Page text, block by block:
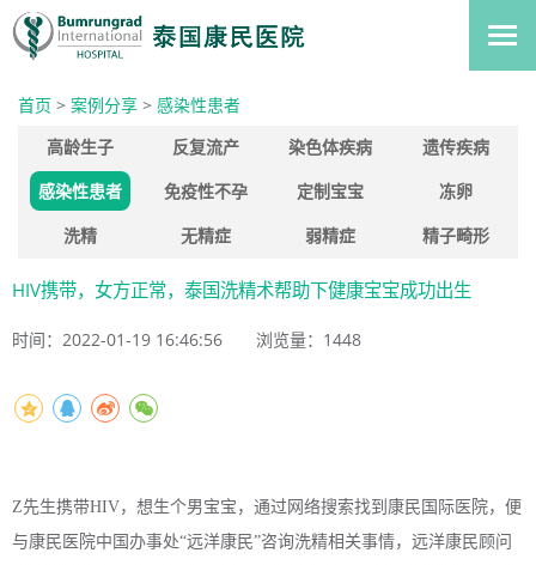
首页 > 案例分享 > 感染性患者
高龄生子
反复流产 染色体疾病
遗传疾病
感染性患者
免疫性不孕 定制宝宝
冻卵
洗精
无精症 弱精症 精子畸形
HIV携带，女方正常，泰国洗精术帮助下健康宝宝成功出生
时间：2022-01-19 16:46:56 浏览量： 1448
Z先生携带HIV，想生个男宝宝，通过网络搜索找到康民国际医院，便
与康民医院中国办事处“远洋康民”咨询洗精相关事情，远洋康民顾问